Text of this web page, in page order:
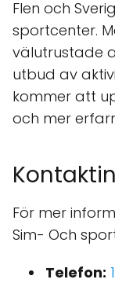
Flen och
sportcenter.
välutrustade
utbud av
kommer att
och mer
För mer
Sim- Och
Telefon: